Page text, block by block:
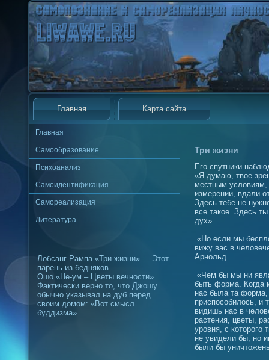
Главная Карта сайта
Главная
Самообразование
Психоанализ
Самоидентификация
Самореализация
Литература
Лобсанг Рампа «Три жизни» ... Этот
парень из бедняков.
Ошо «Не-ум – Цветы вечности»...
Фактически верно то, что Джошу
обычно указывал на дуб перед
своим домом: «Вот смысл
буддизма».
Три жизни
Его спутники
«Я думаю, твое
местным условиям,
измерении, вдали
Здесь тебе не
все такое. Здесь
дух».
«Но если мы
вижу вас в
Арнольд.
«Чем бы мы ни
быть форма. Когда
нас была та форма,
приспособилось, и
видишь нас в
растения, цветы,
уровня, с которого
не увидели бы, но
были бы